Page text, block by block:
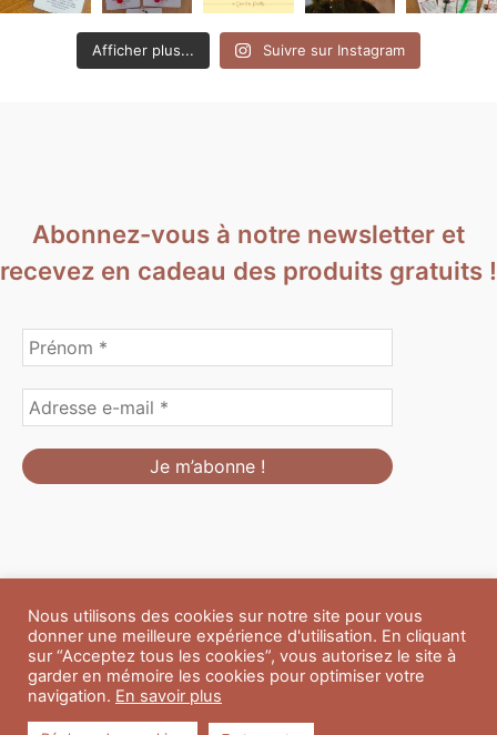
Afficher plus... Suivre sur Instagram
Abonnez-vous à notre newsletter et
recevez en cadeau des produits gratuits !
Formulaire de personnalisation Contact
Boutique
Blog
CGV
Mentions Légales
Politique de confidentialité
A propos
Copyright © 2026 Du Soleil et des Paillettes
Nous utilisons des cookies sur notre site pour vous
donner une meilleure expérience d'utilisation. En cliquant
sur “Acceptez tous les cookies”, vous autorisez le site à
garder en mémoire les cookies pour optimiser votre
navigation. En savoir plus